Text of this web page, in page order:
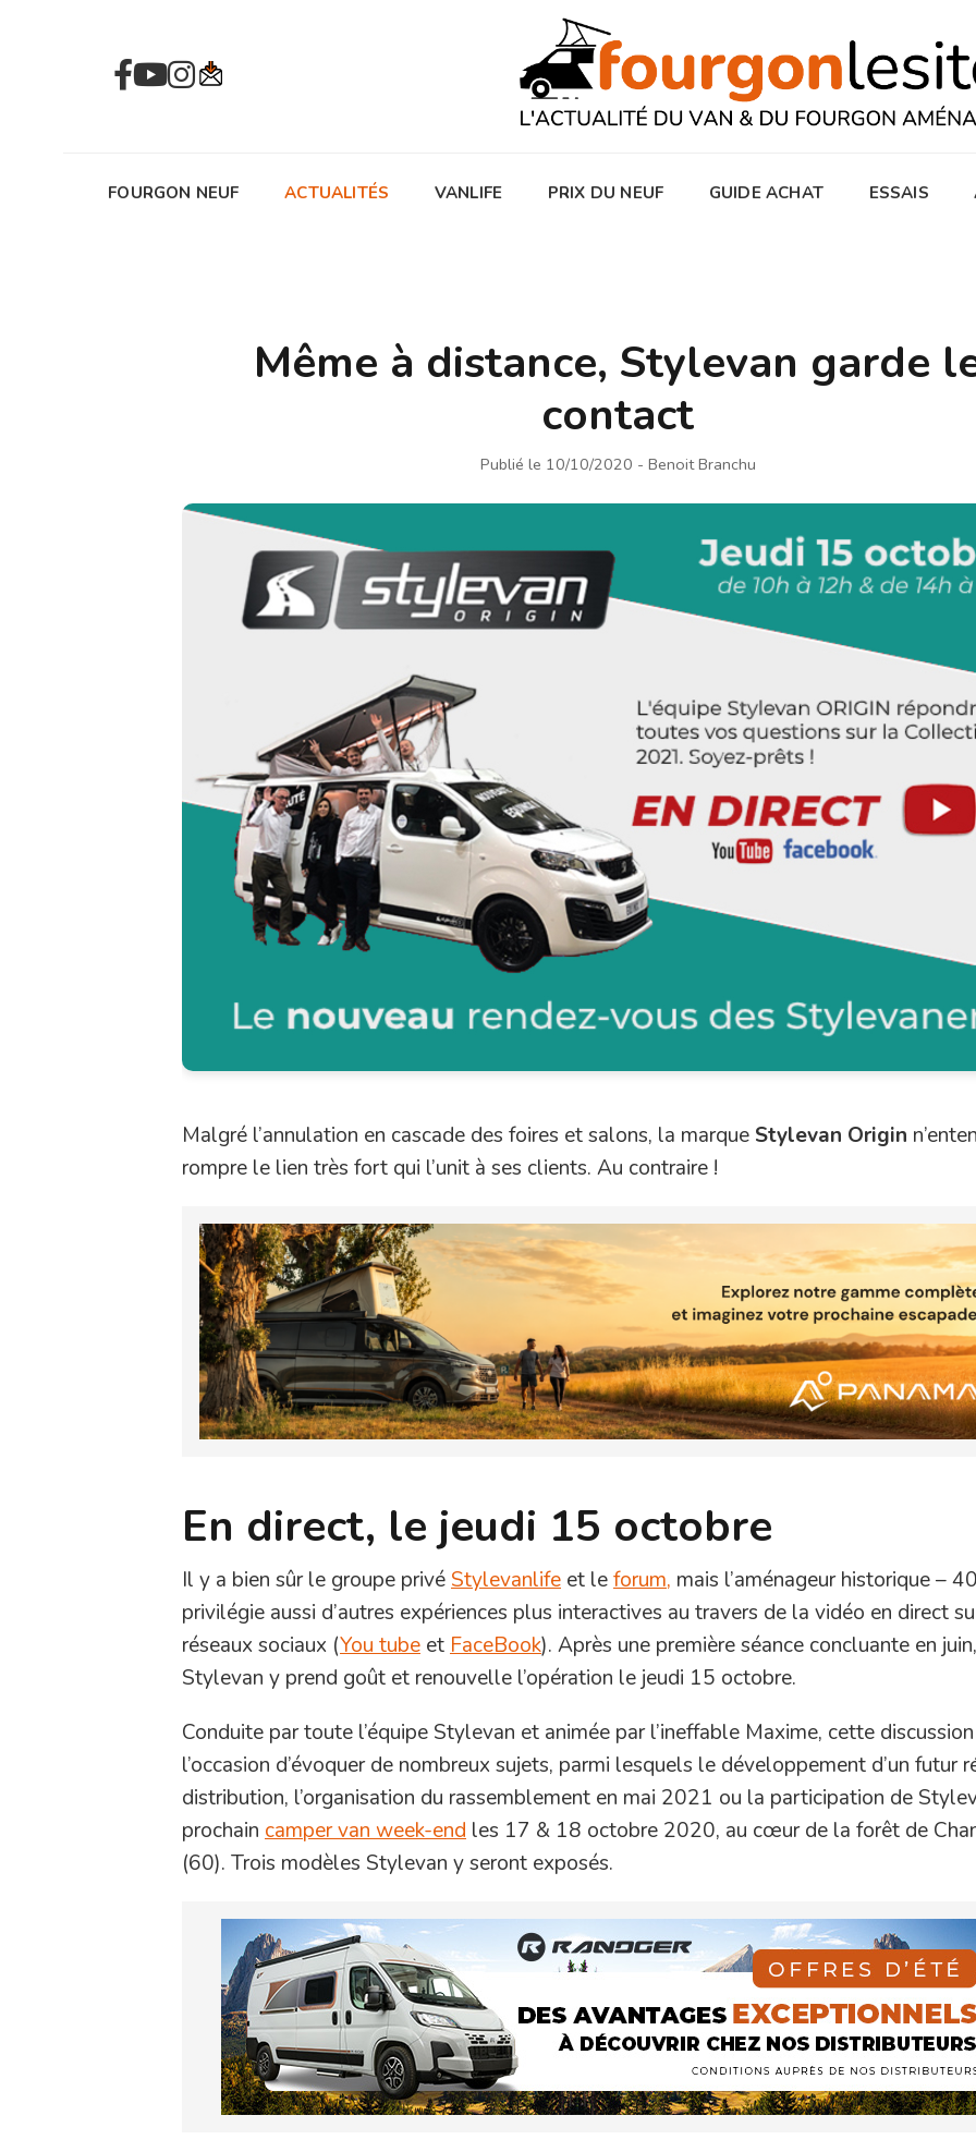
FOURGON NEUF ACTUALITÉS VANLIFE PRIX DU NEUF GUIDE ACHAT ESSAIS
Même à distance, Stylevan garde
contact
Publié le 10/10/2020 - Benoit Branchu
Malgré l’annulation en cascade des foires et salons, la marque Stylevan Origin
rompre le lien très fort qui l’unit à ses clients. Au contraire !
En direct, le jeudi 15 octobre
Il y a bien sûr le groupe privé Stylevanlife et leforum, mais l’aménageur historique –
privilégie aussi d’autres expériences plus interactives au travers de la vidéo en direct
réseaux sociaux (You tube et FaceBook). Après une première séance concluante en juin,
Stylevan y prend goût et renouvelle l’opération le jeudi 15 octobre.
Conduite par toute l’équipe Stylevan et animée par l’ineffable Maxime, cette
l’occasion d’évoquer de nombreux sujets, parmi lesquels le développement d’un futur
distribution, l’organisation du rassemblement en mai 2021 ou la participation de
prochain camper van week-end les 17 & 18 octobre 2020, au cœur de la forêt de
(60). Trois modèles Stylevan y seront exposés.